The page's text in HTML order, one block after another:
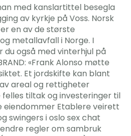
med kanslartittel besegla
av kyrkje på Voss. Norsk
en av de største
metallavfall i Norge. I
også med vinterhjul på
«Frank Alonso møtte
Et jordskifte kan blant
areal og rettigheter
tiltak og investeringer til
eiendommer Etablere veirett
swingers i oslo sex chat
regler om sambruk